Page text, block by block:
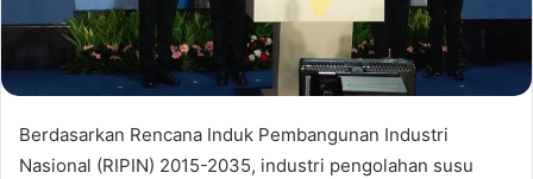
Berdasarkan Rencana Induk Pembangunan Industri
Nasional (RIPIN) 2015-2035, industri pengolahan susu